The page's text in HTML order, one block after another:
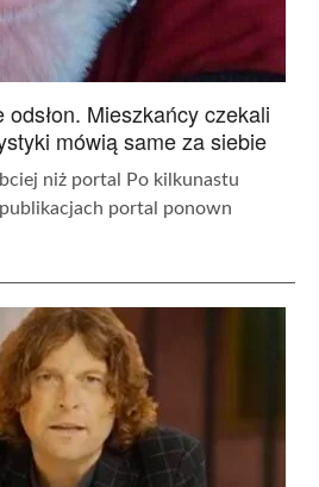
Mieszkańcy czekali
mówią same za siebie
niż portal Po kilkunastu
portal ponown